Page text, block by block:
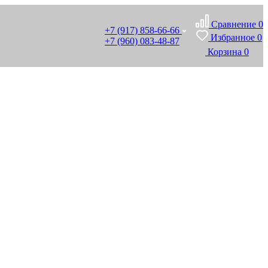
+7 (917) 858-66-66
+7 (960) 083-48-87
Сравнение 0
Избранное 0
Корзина 0